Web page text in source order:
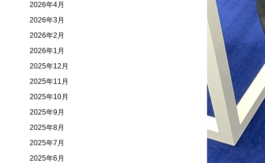
2026年4月
2026年3月
2026年2月
2026年1月
2025年12月
2025年11月
2025年10月
2025年9月
2025年8月
2025年7月
2025年6月